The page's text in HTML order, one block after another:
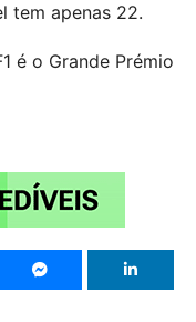
tem apenas 22.
é o Grande Prémio